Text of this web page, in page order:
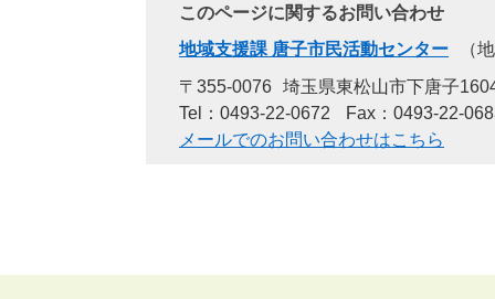
このページに関するお問い合わせ
地域支援課 唐子市民活動センター
〒355-0076 埼玉県東松山市下唐子
Tel：0493-22-0672
Fax：0493-22-
メールでのお問い合わせはこちら